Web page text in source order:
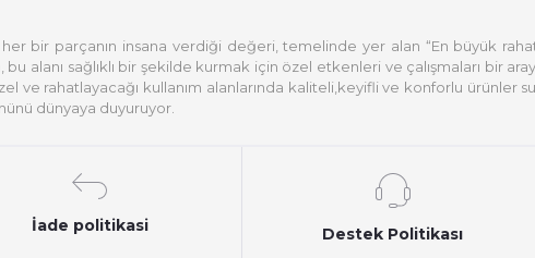
bir parçanın insana verdiği değeri, temelinde yer alan “En büyük
bu alanı sağlıklı bir şekilde kurmak için özel etkenleri ve çalışmaları bir
ve rahatlayacağı kullanım alanlarında kaliteli,keyifli ve konforlu ürünler
dünyaya duyuruyor.
İade politikasi Destek Politikası